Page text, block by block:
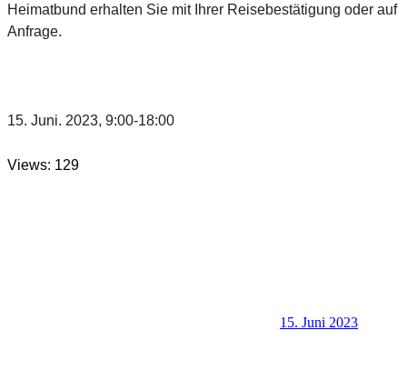
Heimatbund erhalten Sie mit Ihrer Reisebestätigung oder auf
Anfrage.
15. Juni. 2023, 9:00-18:00
Views: 129
15. Juni 2023